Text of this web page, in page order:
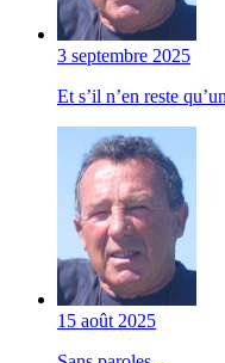
3 septembre 2025
Et s’il n’en reste
15 août 2025